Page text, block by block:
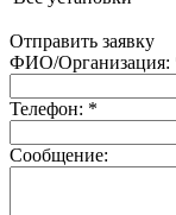
Отправить заявку
ФИО/Организация:
Телефон: *
Сообщение: